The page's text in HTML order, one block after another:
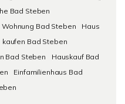
Bad Steben
Wohnung Bad Steben
Haus
kaufen Bad Steben
Bad Steben
Hauskauf Bad
Einfamilienhaus Bad